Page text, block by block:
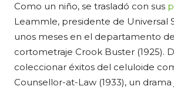
Como un niño, se trasladó con sus
Leammle, presidente de Universal
unos meses en el departamento de
cortometraje Crook Buster (1925).
coleccionar éxitos del celuloide
Counsellor-at-Law (1933), un